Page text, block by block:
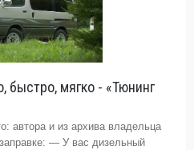
быстро, мягко - «Тюнинг
автора и из архива владельца
— У вас дизельный